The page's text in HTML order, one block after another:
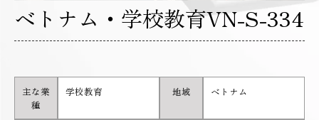
ベトナム・学校教育VN-S-334
主な業
種
学校教育 地域 ベトナム